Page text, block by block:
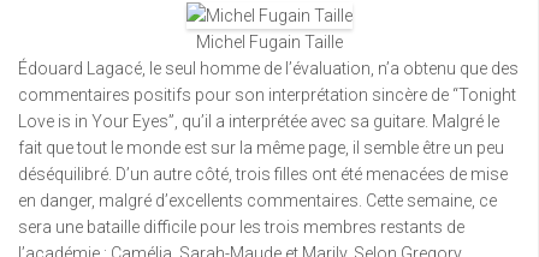
Michel Fugain Taille
Édouard Lagacé, le seul homme de l’évaluation, n’a obtenu que des
commentaires positifs pour son interprétation sincère de “Tonight
Love is in Your Eyes”, qu’il a interprétée avec sa guitare. Malgré le
fait que tout le monde est sur la même page, il semble être un peu
déséquilibré. D’un autre côté, trois filles ont été menacées de mise
en danger, malgré d’excellents commentaires. Cette semaine, ce
sera une bataille difficile pour les trois membres restants de